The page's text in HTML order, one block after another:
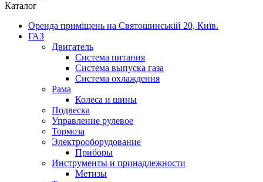
Каталог
Оренда приміщень на Святошинській 20, Київ.
ГАЗ
Двигатель
Система питания
Система выпуска газа
Система охлаждения
Рама
Колеса и шины
Подвеска
Управление рулевое
Тормоза
Электрооборудование
Приборы
Инструменты и принадлежности
Метизы